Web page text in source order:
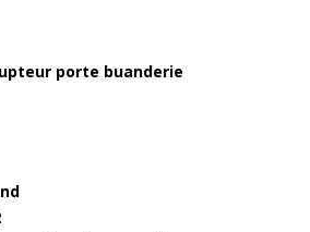
porte buanderie